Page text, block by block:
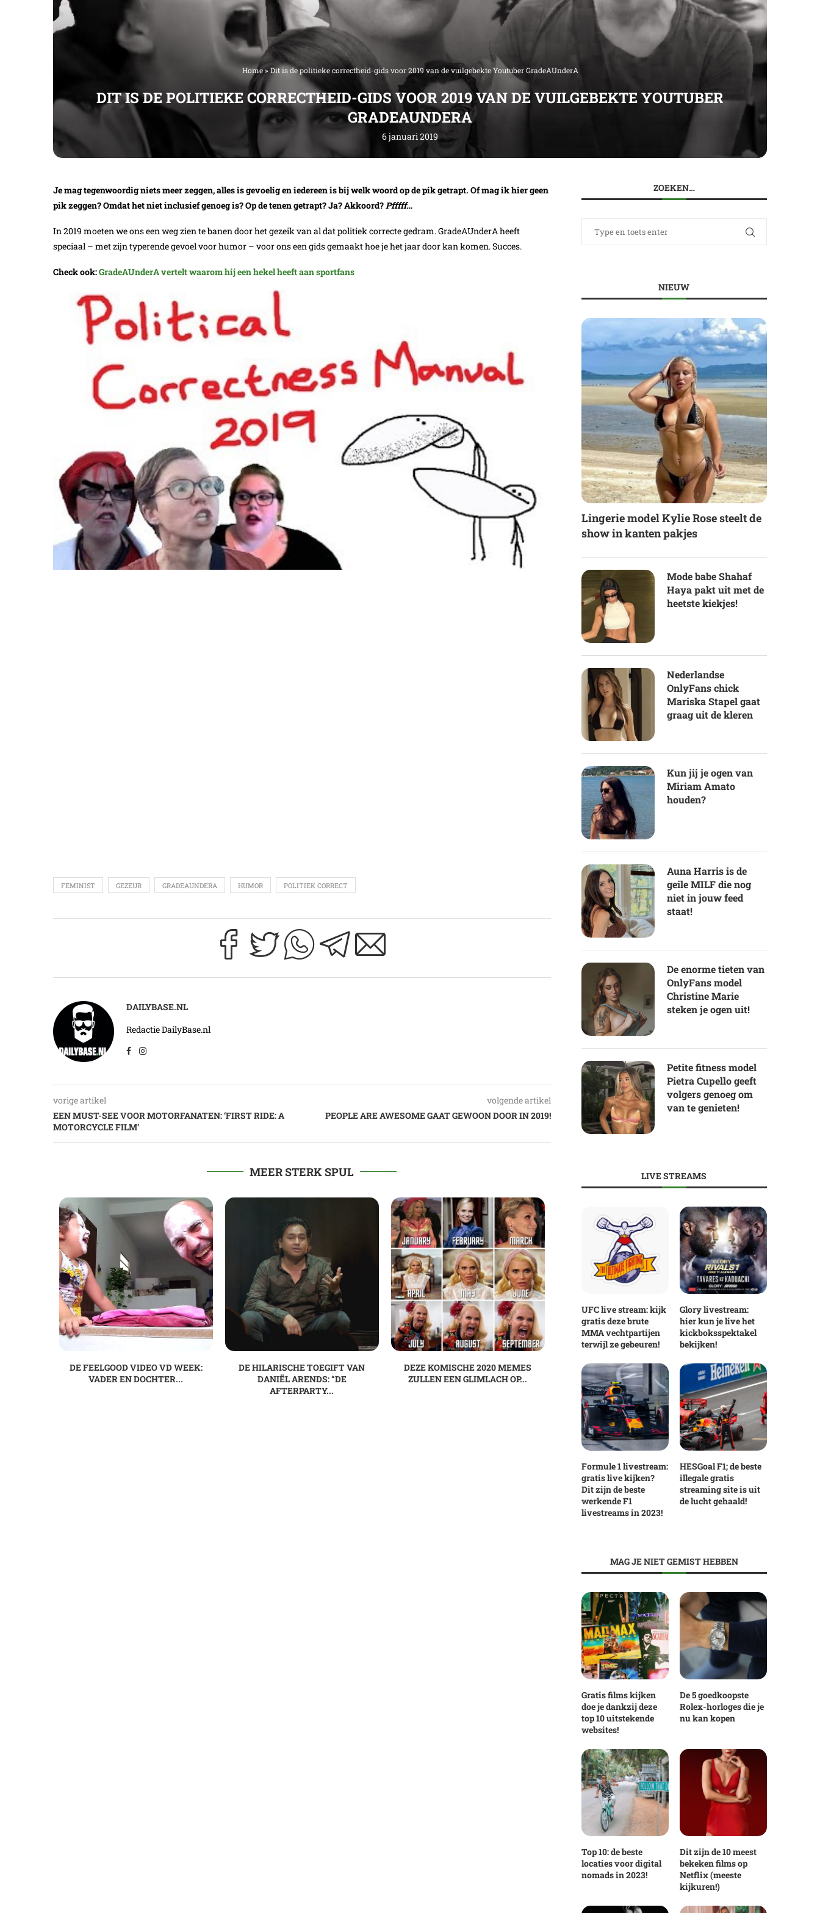
Home»Dit is de politieke correctheid-gids voor 2019 van de vuilgebekte Youtuber GradeAUnderA
DIT IS DE POLITIEKE CORRECTHEID-GIDS VOOR 2019 VAN DE VUILGEBEKTE YOUTUBER
GRADEAUNDERA
6 januari 2019
Je mag tegenwoordig niets meer zeggen, alles is gevoelig en iedereen is bij welk woord op de pik getrapt. Of mag ik hier geen
pik zeggen? Omdat het niet inclusief genoeg is? Op de tenen getrapt? Ja? Akkoord?Pfffff…
In 2019 moeten we ons een weg zien te banen door het gezeik van al dat politiek correcte gedram. GradeAUnderA heeft
speciaal – met zijn typerende gevoel voor humor – voor ons een gids gemaakt hoe je het jaar door kan komen. Succes.
Check ook:GradeAUnderA vertelt waarom hij een hekel heeft aan sportfans
FEMINIST GEZEUR GRADEAUNDERA HUMOR POLITIEK CORRECT
DAILYBASE.NL
Redactie DailyBase.nl
vorige artikel
EEN MUST-SEE VOOR MOTORFANATEN: ‘FIRST RIDE: A
MOTORCYCLE FILM’
volgende artikel
PEOPLE ARE AWESOME GAAT GEWOON DOOR IN 2019!
MEER STERK SPUL
DE FEELGOOD VIDEO VD WEEK:
VADER EN DOCHTER...
DE HILARISCHE TOEGIFT VAN
DANIËL ARENDS: “DE
AFTERPARTY...
DEZE KOMISCHE 2020 MEMES
ZULLEN EEN GLIMLACH OP...
ZOEKEN…
NIEUW
Lingerie model Kylie Rose steelt de
show in kanten pakjes
Mode babe Shahaf
Haya pakt uit met de
heetste kiekjes!
Nederlandse
OnlyFans chick
Mariska Stapel gaat
graag uit de kleren
Kun jij je ogen van
Miriam Amato
houden?
Auna Harris is de
geile MILF die nog
niet in jouw feed
staat!
De enorme tieten van
OnlyFans model
Christine Marie
steken je ogen uit!
Petite fitness model
Pietra Cupello geeft
volgers genoeg om
van te genieten!
LIVE STREAMS
UFC live stream: kijk
gratis deze brute
MMA vechtpartijen
terwijl ze gebeuren!
Glory livestream:
hier kun je live het
kickboksspektakel
bekijken!
Formule 1 livestream:
gratis live kijken?
Dit zijn de beste
werkende F1
livestreams in 2023!
HESGoal F1; de beste
illegale gratis
streaming site is uit
de lucht gehaald!
MAG JE NIET GEMIST HEBBEN
Gratis films kijken
doe je dankzij deze
top 10 uitstekende
websites!
De 5 goedkoopste
Rolex-horloges die je
nu kan kopen
Top 10: de beste
locaties voor digital
nomads in 2023!
Dit zijn de 10 meest
bekeken films op
Netflix (meeste
kijkuren!)